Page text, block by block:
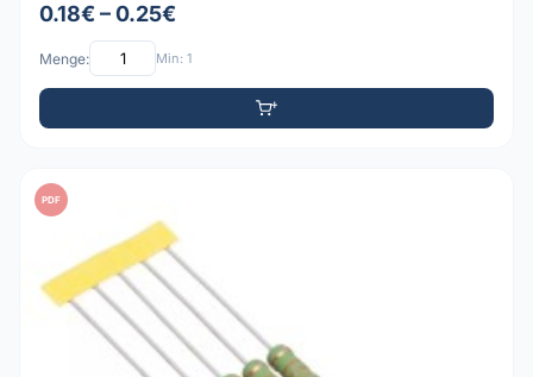
0.18€ – 0.25€
Menge: Min: 1
PDF